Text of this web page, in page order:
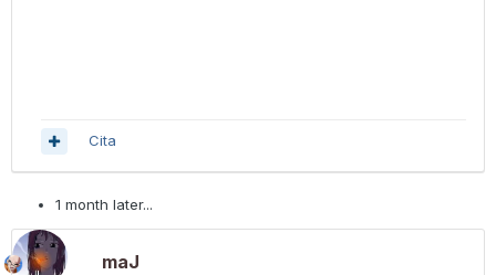
Cita
1 month later...
maJ